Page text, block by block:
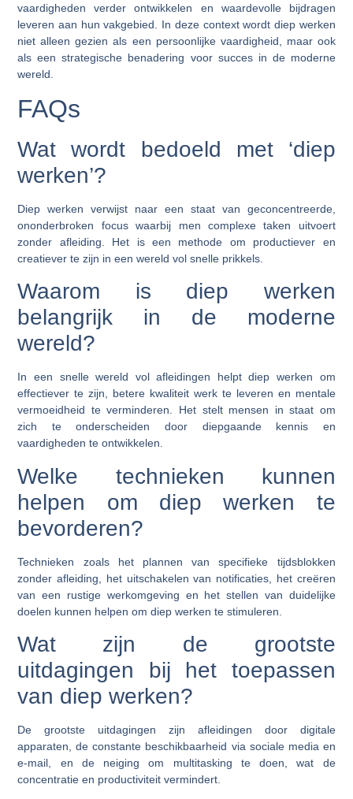
vaardigheden verder ontwikkelen en waardevolle bijdragen
leveren aan hun vakgebied. In deze context wordt diep werken
niet alleen gezien als een persoonlijke vaardigheid, maar ook
als een strategische benadering voor succes in de moderne
wereld.
FAQs
Wat wordt bedoeld met ‘diep
werken’?
Diep werken verwijst naar een staat van geconcentreerde,
ononderbroken focus waarbij men complexe taken uitvoert
zonder afleiding. Het is een methode om productiever en
creatiever te zijn in een wereld vol snelle prikkels.
Waarom is diep werken
belangrijk in de moderne
wereld?
In een snelle wereld vol afleidingen helpt diep werken om
effectiever te zijn, betere kwaliteit werk te leveren en mentale
vermoeidheid te verminderen. Het stelt mensen in staat om
zich te onderscheiden door diepgaande kennis en
vaardigheden te ontwikkelen.
Welke technieken kunnen
helpen om diep werken te
bevorderen?
Technieken zoals het plannen van specifieke tijdsblokken
zonder afleiding, het uitschakelen van notificaties, het creëren
van een rustige werkomgeving en het stellen van duidelijke
doelen kunnen helpen om diep werken te stimuleren.
Wat zijn de grootste
uitdagingen bij het toepassen
van diep werken?
De grootste uitdagingen zijn afleidingen door digitale
apparaten, de constante beschikbaarheid via sociale media en
e-mail, en de neiging om multitasking te doen, wat de
concentratie en productiviteit vermindert.